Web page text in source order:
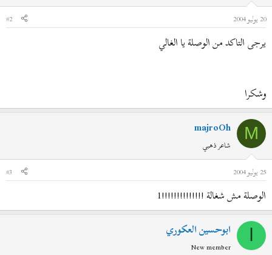
20 يوليو 2004
#2
يرجى التاكد من الوصلة يا الغالي
وشكرا
M
majroOh
شاعر ذهبي
25 يوليو 2004
#3
الوصلة مش شغالة !!!!!!!!!!!!!!1
ابوحسين العكوري
New member